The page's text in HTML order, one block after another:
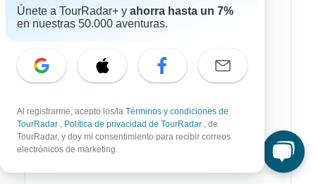
Latin América
Egipto
Sudáfrica
Bali
Únete a TourRadar+ y ahorra hasta un 7%
en nuestras 50.000 aventuras.
Al registrarme, acepto los/la Términos y condiciones de
TourRadar , Política de privacidad de TourRadar , de
TourRadar, y doy mi consentimiento para recibir correos
electrónicos de marketing.